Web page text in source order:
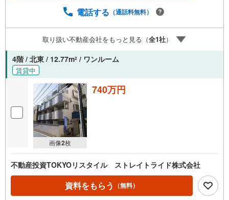
待ちしております。
電話する （通話料無料）
取り扱い不動産会社をもっと見る（全1社）
4階 / 北東 / 12.77m2 / ワンルーム
賃貸中
画像2枚
740万円
不動産投資TOKYOリスタイル ストレイトライド株式会社
資料をもらう （無料）